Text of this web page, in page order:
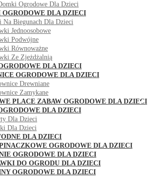
Ogrodowe Dla Dzieci
OGRODOWE DLA DZIECI
Na Biegunach Dla Dzieci
Jednoosobowe
Podwójne
Równoważne
Ze Zjeżdżalnią
DLA DZIECI
OGRODOWE DLA DZIECI
Drewniane
Zamykane
PLACE ZABAW OGRODOWE DLA DZIECI
DLA DZIECI
Dla Dzieci
Dla Dzieci
DLA DZIECI
OGRODOWE DLA DZIECI
OGRODOWE DLA DZIECI
DO OGRODU DLA DZIECI
OGRODOWE DLA DZIECI